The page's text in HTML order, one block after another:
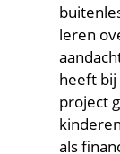
leren
heeft
project
als